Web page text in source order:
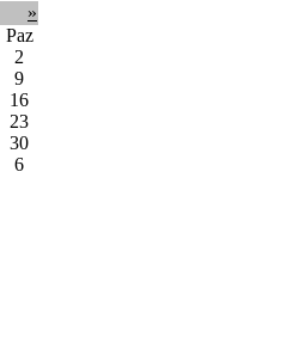
»
Paz
2
9
16
23
30
6